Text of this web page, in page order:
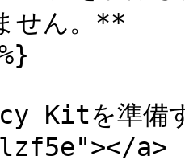
せん。**
Kitを準
a>